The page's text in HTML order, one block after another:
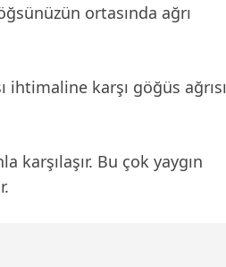
ortasında ağrı
karşı göğüs ağrısı
karşılaşır. Bu çok yaygın